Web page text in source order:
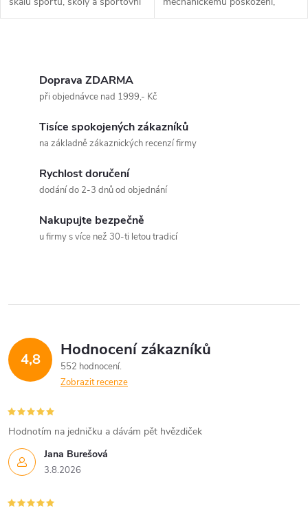
kluby. Rozměry 67 x 21 x 17,5
povětrnostním vlivům a snadno
r
v
k
v
ý
p
i
Doprava ZDARMA
při objednávce nad 1999,- Kč
Tisíce spokojených zákazníků
na základně zákaznických recenzí firmy
Rychlost doručení
dodání do 2-3 dnů od objednání
Nakupujte bezpečně
u firmy s více než 30-ti letou tradicí
4,8 Hodnocení zákazníků
552 hodnocení
Zobrazit recenze
Jana Burešová
3.8.2026
Hodnotím na jedničku a dávám pět hvězdiček